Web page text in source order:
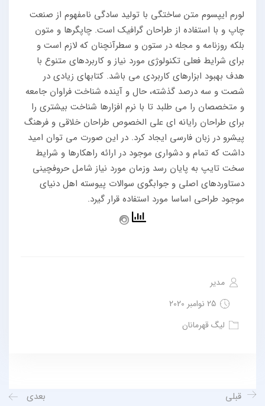
لورم ایپسوم متن ساختگی با تولید سادگی نامفهوم از صنعت
چاپ و با استفاده از طراحان گرافیک است. چاپگرها و متون
بلکه روزنامه و مجله در ستون و سطرآنچنان که لازم است و
برای شرایط فعلی تکنولوژی مورد نیاز و کاربردهای متنوع با
هدف بهبود ابزارهای کاربردی می باشد. کتابهای زیادی در
شصت و سه درصد گذشته، حال و آینده شناخت فراوان جامعه
و متخصصان را می طلبد تا با نرم افزارها شناخت بیشتری را
برای طراحان رایانه ای علی الخصوص طراحان خلاقی و فرهنگ
پیشرو در زبان فارسی ایجاد کرد. در این صورت می توان امید
داشت که تمام و دشواری موجود در ارائه راهکارها و شرایط
سخت تایپ به پایان رسد وزمان مورد نیاز شامل حروفچینی
دستاوردهای اصلی و جوابگوی سوالات پیوسته اهل دنیای
موجود طراحی اساسا مورد استفاده قرار گیرد.
مدیر
25 نوامبر 2020
لیگ قهرمانان
قبلی بعدی